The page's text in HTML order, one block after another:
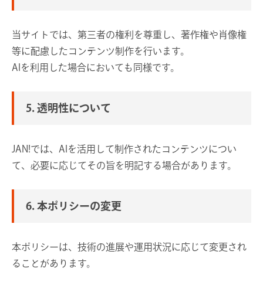
当サイトでは、第三者の権利を尊重し、著作権や肖像権
等に配慮したコンテンツ制作を行います。
AIを利用した場合においても同様です。
5. 透明性について
JAN!では、AIを活用して制作されたコンテンツについ
て、必要に応じてその旨を明記する場合があります。
6. 本ポリシーの変更
本ポリシーは、技術の進展や運用状況に応じて変更され
ることがあります。